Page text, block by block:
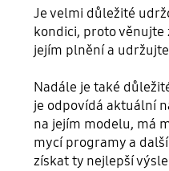
Je velmi důležité
kondici, proto
jejím plnění a
Nadále je také
je odpovídá aktuální
na jejím modelu, má
mycí programy a
získat ty nejlepší